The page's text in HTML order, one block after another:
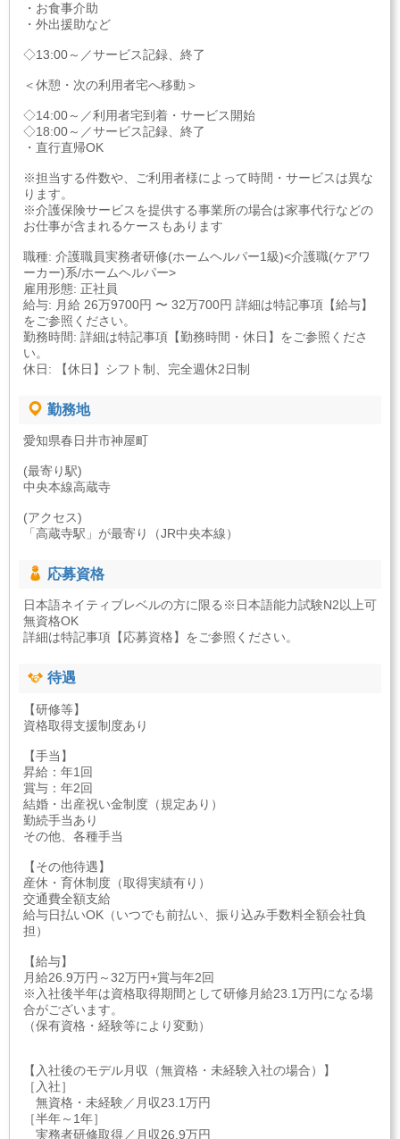
・お食事介助
・外出援助など
◇13:00～／サービス記録、終了
＜休憩・次の利用者宅へ移動＞
◇14:00～／利用者宅到着・サービス開始
◇18:00～／サービス記録、終了
・直行直帰OK
※担当する件数や、ご利用者様によって時間・サービスは異な
ります。
※介護保険サービスを提供する事業所の場合は家事代行などの
お仕事が含まれるケースもあります
職種: 介護職員実務者研修(ホームヘルパー1級)<介護職(ケアワ
ーカー)系/ホームヘルパー>
雇用形態: 正社員
給与: 月給 26万9700円 〜 32万700円 詳細は特記事項【給与】
をご参照ください。
勤務時間: 詳細は特記事項【勤務時間・休日】をご参照くださ
い。
休日: 【休日】シフト制、完全週休2日制
勤務地
愛知県春日井市神屋町
(最寄り駅)
中央本線高蔵寺
(アクセス)
「高蔵寺駅」が最寄り（JR中央本線）
応募資格
日本語ネイティブレベルの方に限る※日本語能力試験N2以上可
無資格OK
詳細は特記事項【応募資格】をご参照ください。
待遇
【研修等】
資格取得支援制度あり
【手当】
昇給：年1回
賞与：年2回
結婚・出産祝い金制度（規定あり）
勤続手当あり
その他、各種手当
【その他待遇】
産休・育休制度（取得実績有り）
交通費全額支給
給与日払いOK（いつでも前払い、振り込み手数料全額会社負
担）
【給与】
月給26.9万円～32万円+賞与年2回
※入社後半年は資格取得期間として研修月給23.1万円になる場
合がございます。
（保有資格・経験等により変動）
【入社後のモデル月収（無資格・未経験入社の場合）】
［入社］
無資格・未経験／月収23.1万円
［半年～1年］
実務者研修取得／月収26.9万円